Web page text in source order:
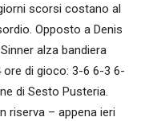
scorsi costano al
Opposto a Denis
alza bandiera
di gioco: 3-6 6-3 6-
di Sesto Pusteria.
riserva – appena ieri